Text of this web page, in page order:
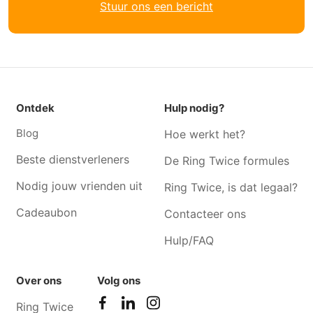
Verhuizer Nevele
Verhuizer Desteldonk
Stuur ons een bericht
Ontdek
Blog
Beste dienstverleners
Nodig jouw vrienden uit
Cadeaubon
Hulp nodig?
Hoe werkt het?
De Ring Twice formules
Ring Twice, is dat legaal?
Contacteer ons
Hulp/FAQ
Over ons
Ring Twice
Volg ons